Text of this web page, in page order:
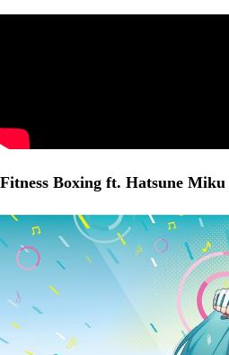
Fitness Boxing ft. Hatsune Miku